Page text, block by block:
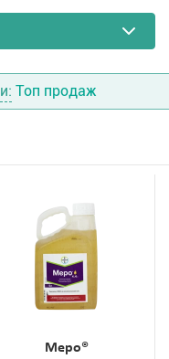
Топ продаж
Меро®